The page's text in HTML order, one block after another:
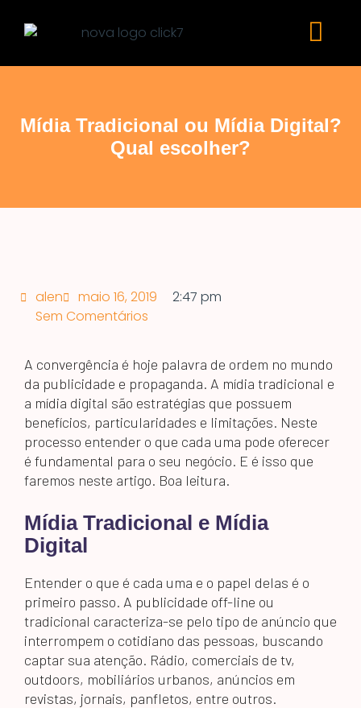
Mídia Tradicional ou Mídia Digital?
Qual escolher?
alen maio 16, 2019
2:47 pm
Sem Comentários
A convergência é hoje palavra de ordem no mundo
da publicidade e propaganda. A mídia tradicional e
a mídia digital são estratégias que possuem
benefícios, particularidades e limitações. Neste
processo entender o que cada uma pode oferecer
é fundamental para o seu negócio. E é isso que
faremos neste artigo. Boa leitura.
Mídia Tradicional e Mídia
Digital
Entender o que é cada uma e o papel delas é o
primeiro passo. A publicidade off-line ou
tradicional caracteriza-se pelo tipo de anúncio que
interrompem o cotidiano das pessoas, buscando
captar sua atenção. Rádio, comerciais de tv,
outdoors, mobiliários urbanos, anúncios em
revistas, jornais, panfletos, entre outros.